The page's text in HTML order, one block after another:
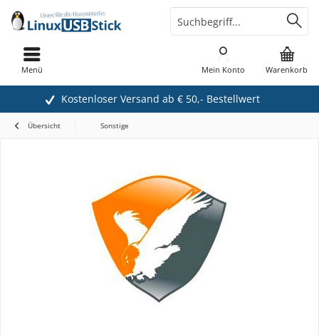
Kostenloser Versand ab € 50,- Bestellwert
Warenkorb
Mein Konto
Menü
Übersicht Sonstige